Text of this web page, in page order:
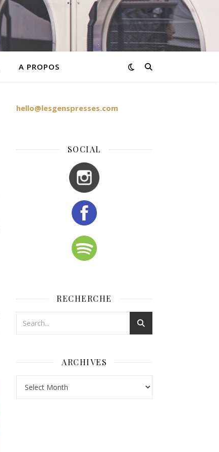
A PROPOS
hello@lesgenspresses.com
SOCIAL
RECHERCHE
ARCHIVES